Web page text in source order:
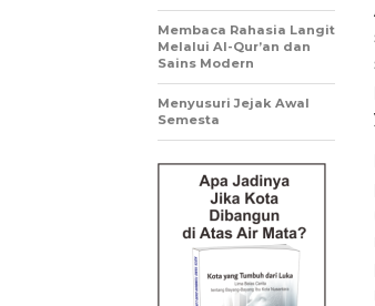
Membaca Rahasia Langit
Melalui Al-Qur’an dan
Sains Modern
Menyusuri Jejak Awal
Semesta